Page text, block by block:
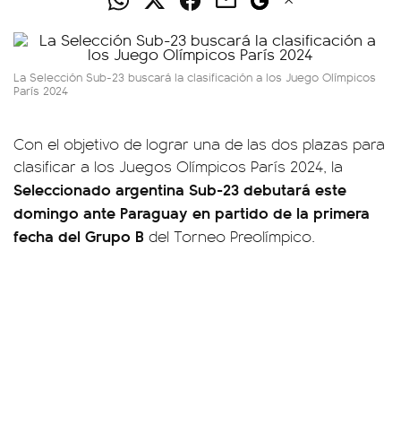
La Selección Sub-23 buscará la clasificación a los Juego Olímpicos
París 2024
Con el objetivo de lograr una de las dos plazas para
clasificar a los Juegos Olímpicos París 2024, la
Seleccionado argentina Sub-23 debutará este
domingo ante Paraguay en partido de la primera
fecha del Grupo B del Torneo Preolímpico.